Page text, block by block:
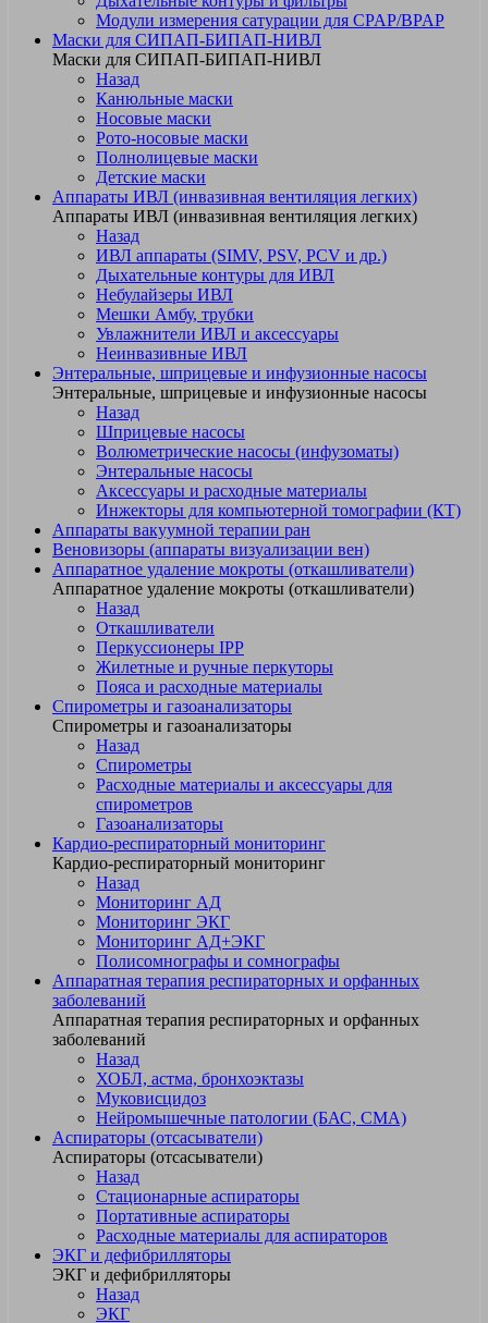
Модули измерения сатурации для CPAP/BPAP
Маски для СИПАП-БИПАП-НИВЛ
Маски для СИПАП-БИПАП-НИВЛ
Назад
Канюльные маски
Носовые маски
Рото-носовые маски
Полнолицевые маски
Детские маски
Аппараты ИВЛ (инвазивная вентиляция легких)
Аппараты ИВЛ (инвазивная вентиляция легких)
Назад
ИВЛ аппараты (SIMV, PSV, PCV и др.)
Дыхательные контуры для ИВЛ
Небулайзеры ИВЛ
Мешки Амбу, трубки
Увлажнители ИВЛ и аксессуары
Неинвазивные ИВЛ
Энтеральные, шприцевые и инфузионные насосы
Энтеральные, шприцевые и инфузионные насосы
Назад
Шприцевые насосы
Волюметрические насосы (инфузоматы)
Энтеральные насосы
Аксессуары и расходные материалы
Инжекторы для компьютерной томографии (КТ)
Аппараты вакуумной терапии ран
Веновизоры (аппараты визуализации вен)
Аппаратное удаление мокроты (откашливатели)
Аппаратное удаление мокроты (откашливатели)
Назад
Откашливатели
Перкуссионеры IPP
Жилетные и ручные перкуторы
Пояса и расходные материалы
Спирометры и газоанализаторы
Спирометры и газоанализаторы
Назад
Спирометры
Расходные материалы и аксессуары для
спирометров
Газоанализаторы
Кардио-респираторный мониторинг
Кардио-респираторный мониторинг
Назад
Мониторинг АД
Мониторинг ЭКГ
Мониторинг АД+ЭКГ
Полисомнографы и сомнографы
Аппаратная терапия респираторных и орфанных
заболеваний
Аппаратная терапия респираторных и орфанных
заболеваний
Назад
ХОБЛ, астма, бронхоэктазы
Муковисцидоз
Нейромышечные патологии (БАС, СМА)
Аспираторы (отсасыватели)
Аспираторы (отсасыватели)
Назад
Стационарные аспираторы
Портативные аспираторы
Расходные материалы для аспираторов
ЭКГ и дефибрилляторы
ЭКГ и дефибрилляторы
Назад
ЭКГ